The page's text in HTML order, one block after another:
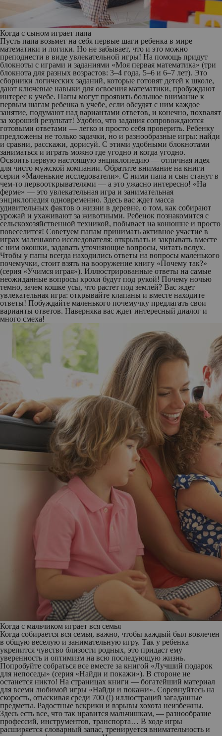
Когда с сыном играет папа
Пусть папа возьмет на себя первые шаги ребенка в мире
математики и логики. Но не забывает, что и это можно
преподнести в виде увлекательной игры! На помощь придут
блокноты с играми и заданиями «Моя первая математика» (три
блокнота для разных возрастов: 3–4 года, 5–6 и 6–7 лет). Это
сборники логических заданий, которые готовят детей к школе,
дают ключевые навыки для освоения математики, пробуждают
интерес к учебе. Папы могут проявить большое внимание к
первым шагам ребенка в учебе, если обсудят с ним каждое
занятие, подумают над вариантами ответов, и конечно, похвалят
за хороший результат! Удобно, что задания сопровождаются
готовыми ответами — легко и просто себя проверить. Ребенку
предложены не только задачки, но и разнообразные игры: найди
и сравни, расскажи, дорисуй. С этими удобными блокнотами
заниматься и играть можно где угодно и когда угодно.
Освоить первую настоящую энциклопедию — отличная идея
для чисто мужской компании. Обратите внимание на книги
серии «Маленькие исследователи». С ними папа и сын станут в
чем-то первооткрывателями — а это ужасно интересно! «На
ферме» — это увлекательная игра и занимательная
энциклопедия одновременно. Здесь вас ждет масса
удивительных фактов о жизни в деревне, о том, как собирают
урожай и ухаживают за животными. Ребенок познакомится с
сельскохозяйственной техникой, побывает на конюшне и просто
повеселится! Советуем папам принимать активное участие в
играх маленького исследователя: открывать и закрывать вместе
с ним окошки, задавать уточняющие вопросы, читать вслух.
Чтобы у папы всегда находились ответы на вопросы маленького
почемучки, стоит взять на вооружение книгу «Почему так?»
(серия «Учимся играя»). Иллюстрированные ответы на самые
неожиданные вопросы крохи будут под рукой! Почему ночью
темно, зачем кошке усы, что растет под землей? Вас ждет
увлекательная игра: открывайте клапаны и вместе находите
ответы! Побуждайте маленького почемучку предлагать свои
варианты ответов. Наверняка вас ждет интересный диалог и
много смеха!
Когда с мальчиком играет вся семья
Когда собирается вся семья, важно, чтобы каждый был вовлечен
в общую веселую и занимательную игру. Так у ребенка
укрепится чувство близости родных, это придаст ему
уверенность и оптимизм на всю последующую жизнь.
Попробуйте собраться все вместе за книгой «Лучший подарок
для непоседы» (серия «Найди и покажи»). В стороне не
останется никто! На страницах книги — богатейший материал
для всеми любимой игры «Найди и покажи». Соревнуйтесь на
скорость, отыскивая среди 700 (!) иллюстраций загаданные
предметы. Радостные вскрики и взрывы хохота неизбежны.
Здесь есть все, что так нравится мальчишкам, — разнообразие
профессий, инструментов, транспорта… В ходе игры
расширяется словарный запас, тренируется внимательность и